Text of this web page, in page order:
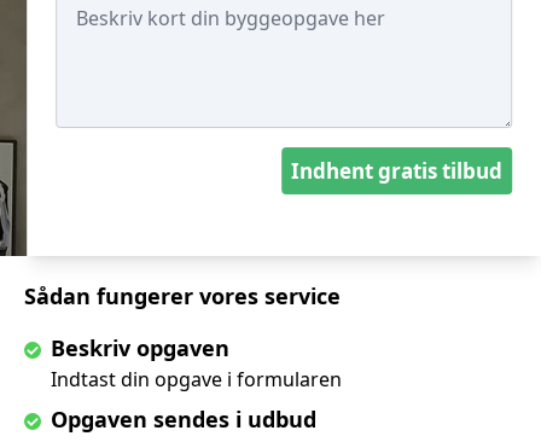
Sådan fungerer vores service
Beskriv opgaven
Indtast din opgave i formularen
Opgaven sendes i udbud
Indhent gratis tilbud